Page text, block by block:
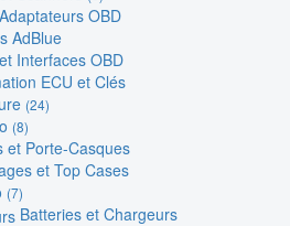
OBD
AdBlue
Interfaces OBD
ECU et Clés
(24)
(8)
et Porte-Casques
et Top Cases
(7)
Batteries et Chargeurs